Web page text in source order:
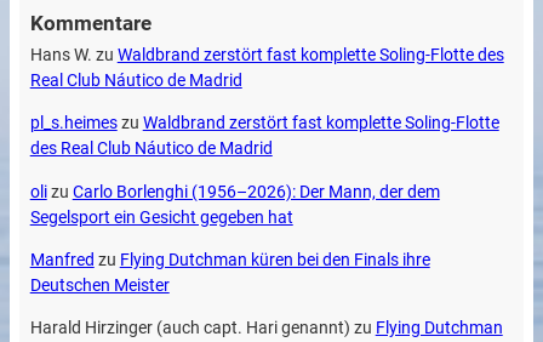
Kommentare
Hans W. zu Waldbrand zerstört fast komplette Soling-Flotte des
Real Club Náutico de Madrid
pl_s.heimeszu Waldbrand zerstört fast komplette Soling-Flotte
des Real Club Náutico de Madrid
olizu Carlo Borlenghi (1956–2026): Der Mann, der dem
Segelsport ein Gesicht gegeben hat
Manfred zu Flying Dutchman küren bei den Finals ihre
Deutschen Meister
Harald Hirzinger (auch capt. Hari genannt) zu Flying Dutchman